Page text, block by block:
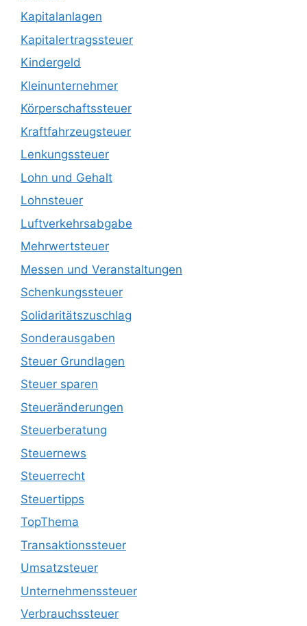
Kapitalanlagen
Kapitalertragssteuer
Kindergeld
Kleinunternehmer
Körperschaftssteuer
Kraftfahrzeugsteuer
Lenkungssteuer
Lohn und Gehalt
Lohnsteuer
Luftverkehrsabgabe
Mehrwertsteuer
Messen und Veranstaltungen
Schenkungssteuer
Solidaritätszuschlag
Sonderausgaben
Steuer Grundlagen
Steuer sparen
Steueränderungen
Steuerberatung
Steuernews
Steuerrecht
Steuertipps
TopThema
Transaktionssteuer
Umsatzsteuer
Unternehmenssteuer
Verbrauchssteuer